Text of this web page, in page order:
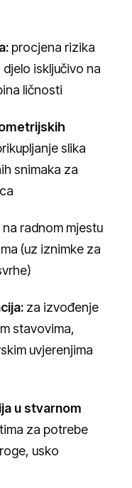
procjena rizika
isključivo na
ličnosti
slika
snimaka za
na radnom mjestu
(uz iznimke za
za izvođenje
stavovima,
uvjerenjima
u stvarnom
za potrebe
usko